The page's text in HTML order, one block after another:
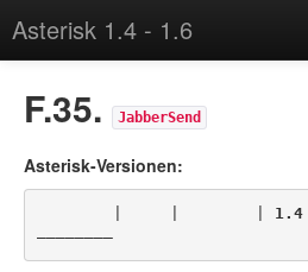
Asterisk 1.4 - 1.6
F.35. JabberSend
Asterisk-Versionen:
1.4
————————